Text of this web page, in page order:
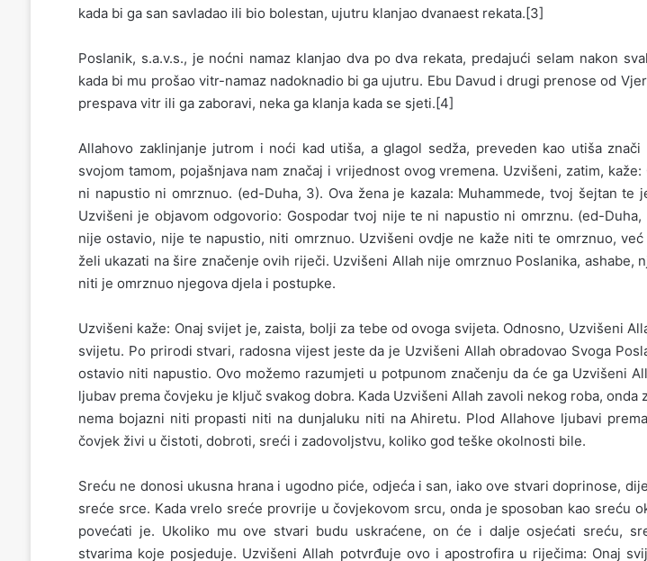
kada bi ga san savladao ili bio bolestan, ujutru klanjao dvanaest rekata.[3]
Poslanik, s.a.v.s., je noćni namaz klanjao dva po dva rekata, predajući selam nakon
kada bi mu prošao vitr-namaz nadoknadio bi ga ujutru. Ebu Davud i drugi prenose od
prespava vitr ili ga zaboravi, neka ga klanja kada se sjeti.[4]
Allahovo zaklinjanje jutrom i noći kad utiša, a glagol sedža, preveden kao utiša
svojom tamom, pojašnjava nam značaj i vrijednost ovog vremena. Uzvišeni, zatim,
ni napustio ni omrznuo. (ed-Duha, 3). Ova žena je kazala: Muhammede, tvoj šejtan te
Uzvišeni je objavom odgovorio: Gospodar tvoj nije te ni napustio ni omrznu. (ed-Duha,
nije ostavio, nije te napustio, niti omrznuo. Uzvišeni ovdje ne kaže niti te omrznuo,
želi ukazati na šire značenje ovih riječi. Uzvišeni Allah nije omrznuo Poslanika, ashabe,
niti je omrznuo njegova djela i postupke.
Uzvišeni kaže: Onaj svijet je, zaista, bolji za tebe od ovoga svijeta. Odnosno, Uzvišeni
svijetu. Po prirodi stvari, radosna vijest jeste da je Uzvišeni Allah obradovao Svoga
ostavio niti napustio. Ovo možemo razumjeti u potpunom značenju da će ga Uzvišeni
ljubav prema čovjeku je ključ svakog dobra. Kada Uzvišeni Allah zavoli nekog roba, onda
nema bojazni niti propasti niti na dunjaluku niti na Ahiretu. Plod Allahove ljubavi
čovjek živi u čistoti, dobroti, sreći i zadovoljstvu, koliko god teške okolnosti bile.
Sreću ne donosi ukusna hrana i ugodno piće, odjeća i san, iako ove stvari doprinose,
sreće srce. Kada vrelo sreće provrije u čovjekovom srcu, onda je sposoban kao sreću
povećati je. Ukoliko mu ove stvari budu uskraćene, on će i dalje osjećati sreću,
stvarima koje posjeduje. Uzvišeni Allah potvrđuje ovo i apostrofira u riječima: Onaj